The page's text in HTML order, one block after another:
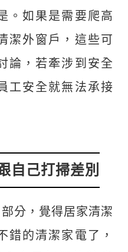
。如果是需要爬高
潔外窗戶，這些可
論，若牽涉到安全
工安全就無法承接
自己打掃差別
分，覺得居家清潔
錯的清潔家電了，